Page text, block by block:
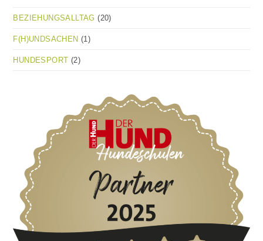
BEZIEHUNGSALLTAG (20)
F(H)UNDSACHEN (1)
HUNDESPORT (2)